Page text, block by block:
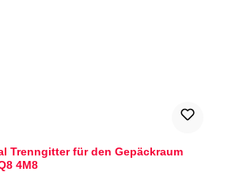
Trenngitter für den Gepäckraum
4M8